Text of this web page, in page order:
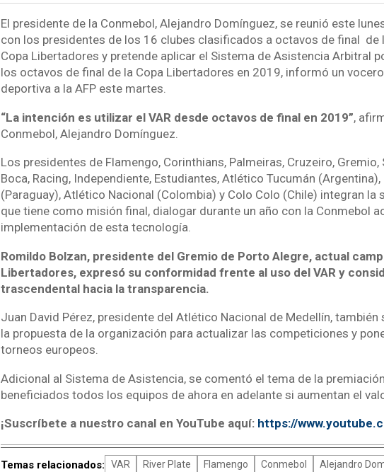
El presidente de la Conmebol, Alejandro Domínguez, se reunió este
con los presidentes de los 16 clubes clasificados a octavos de final de
Copa Libertadores y pretende aplicar el Sistema de Asistencia Arbitral
los octavos de final de la Copa Libertadores en 2019, informó un
deportiva a la AFP este martes.
“La intención es utilizar el VAR desde octavos de final en 2019”,
Conmebol, Alejandro Domínguez.
Los presidentes de Flamengo, Corinthians, Palmeiras, Cruzeiro, Gremio,
Boca, Racing, Independiente, Estudiantes, Atlético Tucumán
(Paraguay), Atlético Nacional (Colombia) y Colo Colo (Chile) integran la
que tiene como misión final, dialogar durante un año con la Conmebol
implementación de esta tecnología.
Romildo Bolzan, presidente del Gremio de Porto Alegre, actual
Libertadores, expresó su conformidad frente al uso del VAR y
trascendental hacia la transparencia.
Juan David Pérez, presidente del Atlético Nacional de Medellín,
la propuesta de la organización para actualizar las competiciones y
torneos europeos.
Adicional al Sistema de Asistencia, se comentó el tema de la
beneficiados todos los equipos de ahora en adelante si aumentan el
¡Suscríbete a nuestro canal en YouTube aquí: https://
Temas relacionados: VAR River Plate Flamengo Conmebol Alejandro